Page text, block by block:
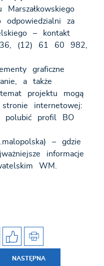
odpowiedzialni za
– kontakt
(12) 61 60 982,
graficzne
a także
projektu mogą
internetowej:
polubić profil BO
– gdzie
informacje
WM.
NASTĘPNA